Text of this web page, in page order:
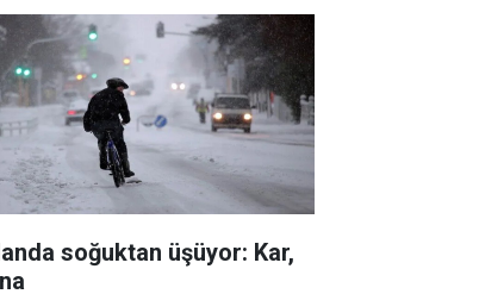
soğuktan üşüyor: Kar,